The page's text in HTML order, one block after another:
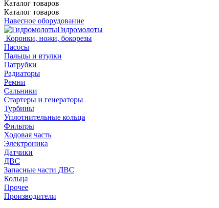
Каталог товаров
Каталог товаров
Навесное оборудование
Гидромолоты
Коронки, ножи, бокорезы
Насосы
Пальцы и втулки
Патрубки
Радиаторы
Ремни
Сальники
Стартеры и генераторы
Турбины
Уплотнительные кольца
Фильтры
Ходовая часть
Электроника
Датчики
ДВС
Запасные части ДВС
Кольца
Прочее
Производители